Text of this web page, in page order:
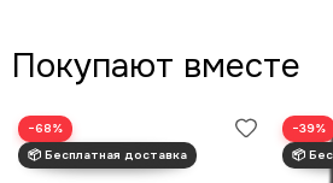
Покупают вместе
−68% −39%